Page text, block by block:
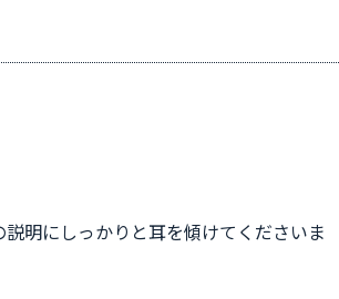
明にしっかりと耳を傾けてくださいま